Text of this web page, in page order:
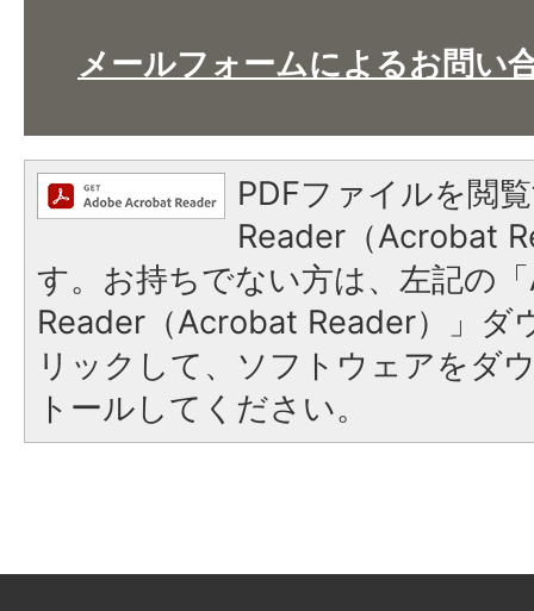
メールフォームによるお問い
PDFファイルを閲
Reader（Acrobat
す。お持ちでない方は、左記の
Reader（Acrobat Reader）」ダ
リックして、ソフトウェアをダ
トールしてください。